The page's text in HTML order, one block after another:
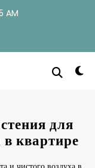
AM
для
в квартире